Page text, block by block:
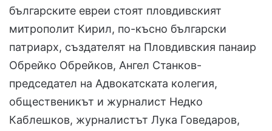
българските евреи стоят пловдивският
митрополит Кирил, по-късно български
патриарх, създателят на Пловдивския панаир
Обрейко Обрейков, Ангел Станков-
председател на Адвокатската колегия,
общественикът и журналист Недко
Каблешков, журналистът Лука Говедаров,